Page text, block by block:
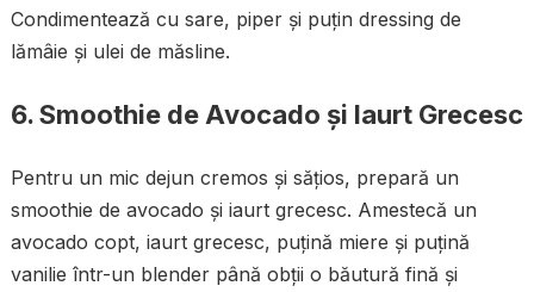
Condimentează cu sare, piper și puțin dressing de
lămâie și ulei de măsline.
6. Smoothie de Avocado și Iaurt Grecesc
Pentru un mic dejun cremos și sățios, prepară un
smoothie de avocado și iaurt grecesc. Amestecă un
avocado copt, iaurt grecesc, puțină miere și puțină
vanilie într-un blender până obții o băutură fină și